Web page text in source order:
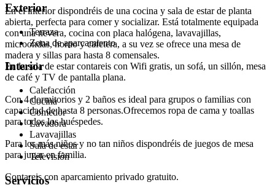
En el interior dispondréis de una cocina y sala de estar de planta
abierta, perfecta para comer y socializar. Está totalmente equipada
con una nevera, cocina con placa halógena, lavavajillas,
microondas, horno y cafetera, a su vez se ofrece una mesa de
madera y sillas para hasta 8 comensales.
En la sala de estar contareis con Wifi gratis, un sofá, un sillón, mesa
de café y TV de pantalla plana.
Con 4 dormitorios y 2 baños es ideal para grupos o familias con
capacidad de hasta 8 personas.Ofrecemos ropa de cama y toallas
para todos los huéspedes.
Para los más niños y no tan niños dispondréis de juegos de mesa
para jugar en familia.
Contareis con aparcamiento privado gratuito.
Exterior
Terraza
Zona de aparcamiento
Interior
Calefacción
Cocina
Comedor
Lavadora
Lavavajillas
Sala de estar
Televisión
Servicios